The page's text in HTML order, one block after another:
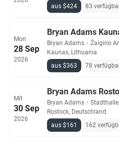
aus $424
83
Mon
28 Sep
2026
Bryan Adams
Bryan Adams ・ Žalgirio
Kaunas, Lithuania
aus $363
78
Mit
30 Sep
2026
Bryan Adams
Bryan Adams ・
Rostock, Deutschland
aus $161
162